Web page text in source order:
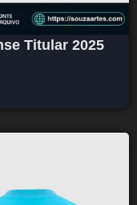
Titular 2025